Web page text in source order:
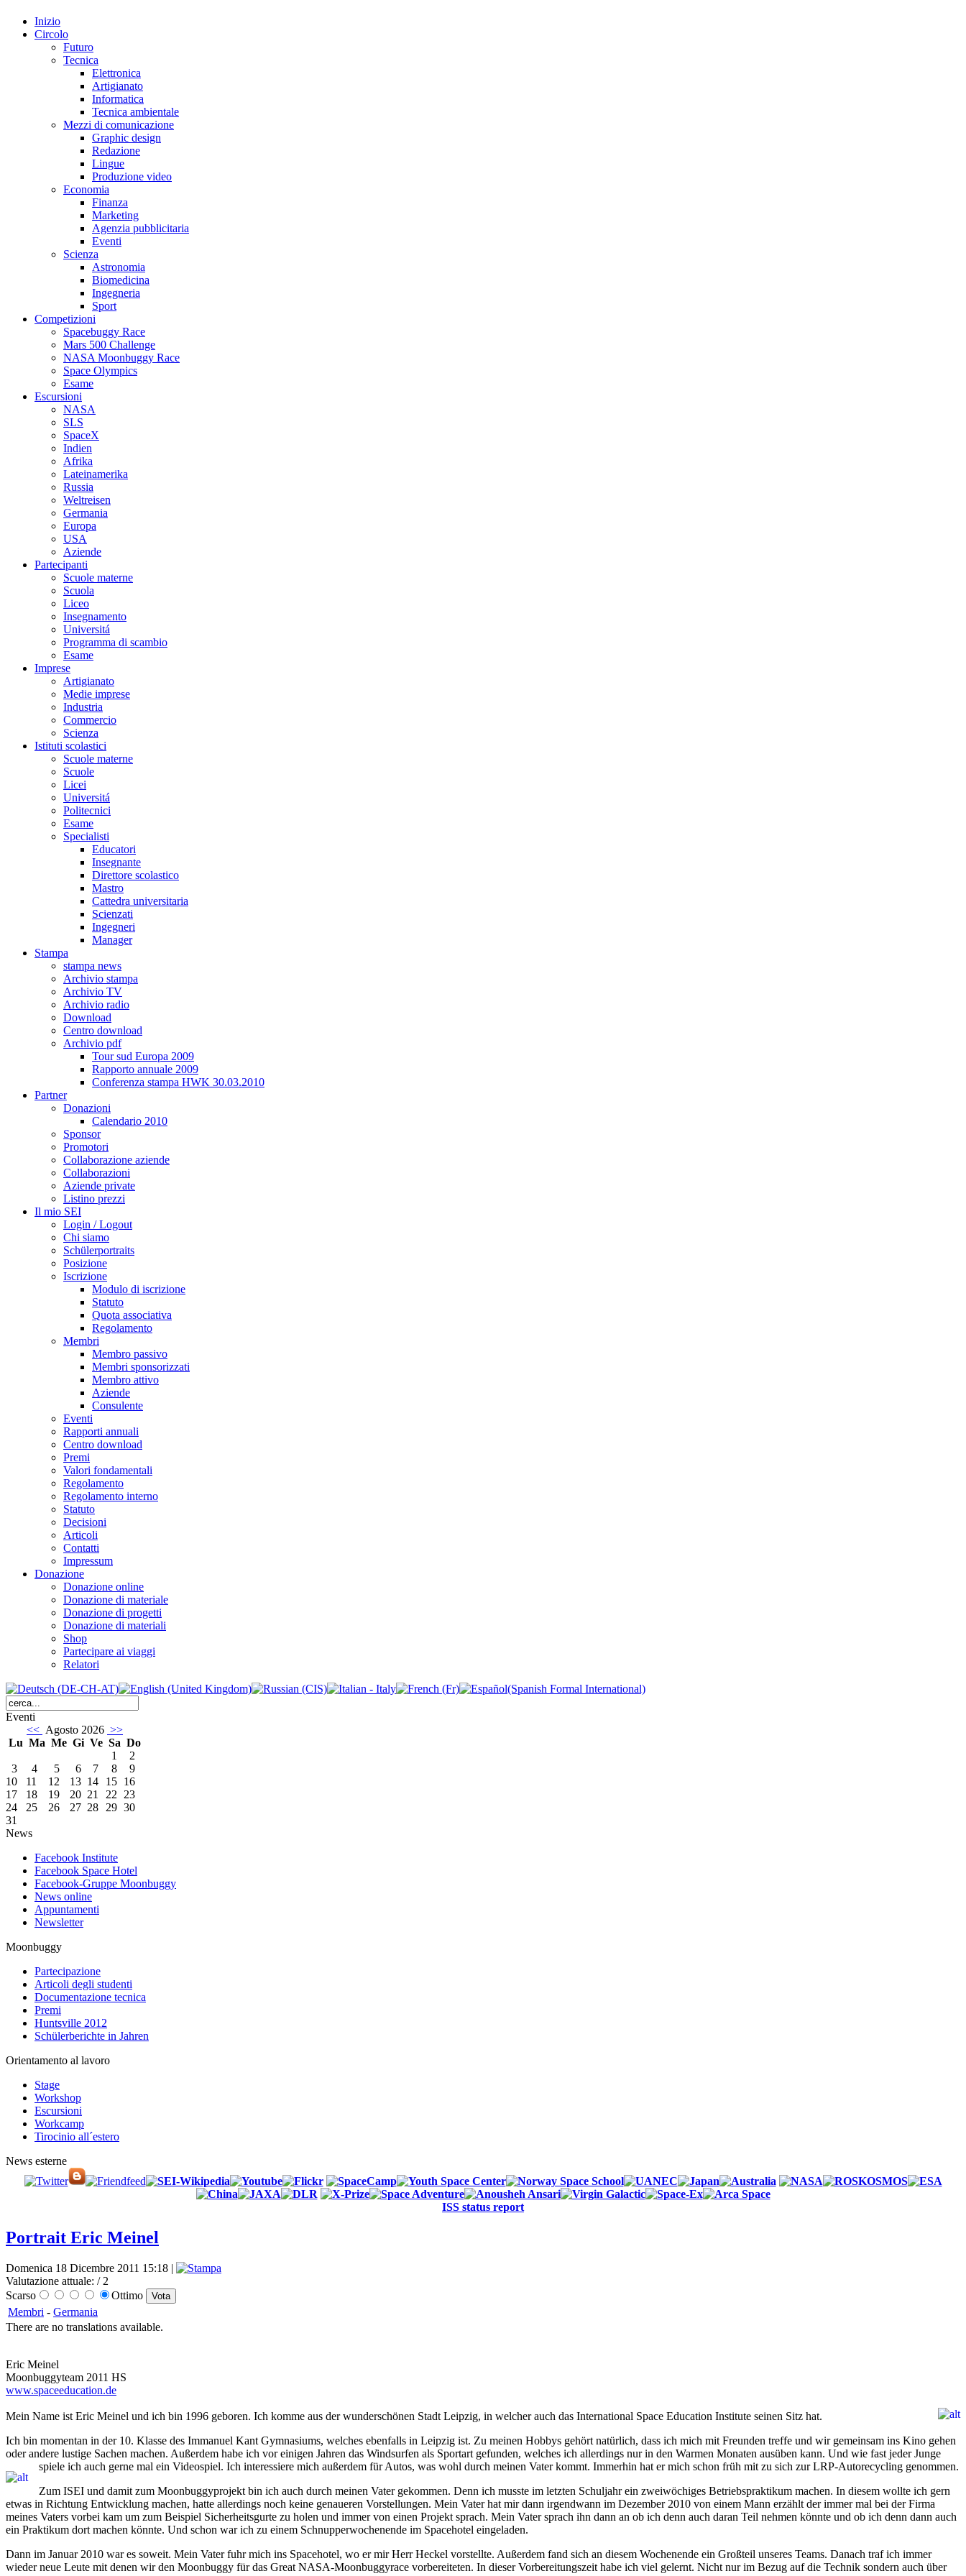
Inizio
Circolo
Futuro
Tecnica
Elettronica
Artigianato
Informatica
Tecnica ambientale
Mezzi di comunicazione
Graphic design
Redazione
Lingue
Produzione video
Economia
Finanza
Marketing
Agenzia pubblicitaria
Eventi
Scienza
Astronomia
Biomedicina
Ingegneria
Sport
Competizioni
Spacebuggy Race
Mars 500 Challenge
NASA Moonbuggy Race
Space Olympics
Esame
Escursioni
NASA
SLS
SpaceX
Indien
Afrika
Lateinamerika
Russia
Weltreisen
Germania
Europa
USA
Aziende
Partecipanti
Scuole materne
Scuola
Liceo
Insegnamento
Universitá
Programma di scambio
Esame
Imprese
Artigianato
Medie imprese
Industria
Commercio
Scienza
Istituti scolastici
Scuole materne
Scuole
Licei
Universitá
Politecnici
Esame
Specialisti
Educatori
Insegnante
Direttore scolastico
Mastro
Cattedra universitaria
Scienzati
Ingegneri
Manager
Stampa
stampa news
Archivio stampa
Archivio TV
Archivio radio
Download
Centro download
Archivio pdf
Tour sud Europa 2009
Rapporto annuale 2009
Conferenza stampa HWK 30.03.2010
Partner
Donazioni
Calendario 2010
Sponsor
Promotori
Collaborazione aziende
Collaborazioni
Aziende private
Listino prezzi
Il mio SEI
Login / Logout
Chi siamo
Schülerportraits
Posizione
Iscrizione
Modulo di iscrizione
Statuto
Quota associativa
Regolamento
Membri
Membro passivo
Membri sponsorizzati
Membro attivo
Aziende
Consulente
Eventi
Rapporti annuali
Centro download
Premi
Valori fondamentali
Regolamento
Regolamento interno
Statuto
Decisioni
Articoli
Contatti
Impressum
Donazione
Donazione online
Donazione di materiale
Donazione di progetti
Donazione di materiali
Shop
Partecipare ai viaggi
Relatori
Eventi
<< Agosto 2026 >>
Lu Ma Me Gi Ve Sa Do
1
2
3
4 5 6 7 8
9
10
11 12 13 14 15 16
17
18 19 20 21 22 23
24
25 26 27 28 29 30
31
News
Facebook Institute
Facebook Space Hotel
Facebook-Gruppe Moonbuggy
News online
Appuntamenti
Newsletter
Moonbuggy
Partecipazione
Articoli degli studenti
Documentazione tecnica
Premi
Huntsville 2012
Schülerberichte in Jahren
Orientamento al lavoro
Stage
Workshop
Escursioni
Workcamp
Tirocinio all´estero
News esterne
ISS status report
Portrait Eric Meinel
Domenica 18 Dicembre 2011 15:18 |
Valutazione attuale: / 2
Scarso
Ottimo
Membri - Germania
There are no translations available.
Eric Meinel
Moonbuggyteam 2011 HS
www.spaceeducation.de
Mein Name ist Eric Meinel und ich bin 1996 geboren. Ich komme aus der wunderschönen Stadt Leipzig, in welcher auch das International Space Education Institute seinen Sitz hat.
Ich bin momentan in der 10. Klasse des Immanuel Kant Gymnasiums, welches ebenfalls in Leipzig ist. Zu meinen Hobbys gehört natürlich, dass ich mich mit Freunden treffe und wir gemeinsam ins Kino gehen
oder andere lustige Sachen machen. Außerdem habe ich vor einigen Jahren das Windsurfen als Sportart gefunden, welches ich allerdings nur in den Warmen Monaten ausüben kann. Und wie fast jeder Junge
spiele ich auch gerne mal ein Videospiel. Ich interessiere mich außerdem für Autos, was wohl durch meinen Vater kommt. Immerhin hat er mich schon früh mit zu sich zur LRP-Autorecycling genommen.
Zum ISEI und damit zum Moonbuggyprojekt bin ich auch durch meinen Vater gekommen. Denn ich musste im letzten Schuljahr ein zweiwöchiges Betriebspraktikum machen. In diesem wollte ich gern
etwas in Richtung Entwicklung machen, hatte allerdings noch keine genaueren Vorstellungen. Mein Vater hat mir dann irgendwann im Dezember 2010 von einem Mann erzählt der immer mal bei der Firma
meines Vaters vorbei kam um zum Beispiel Sicherheitsgurte zu holen und immer von einen Projekt sprach. Mein Vater sprach ihn dann an ob ich denn auch daran Teil nehmen könnte und ob ich denn dann auch
ein Praktikum dort machen könnte. Und schon war ich zu einem Schnupperwochenende im Spacehotel eingeladen.
Dann im Januar 2010 war es soweit. Mein Vater fuhr mich ins Spacehotel, wo er mir Herr Heckel vorstellte. Außerdem fand sich an diesem Wochenende ein Großteil unseres Teams. Danach traf ich immer
wieder neue Leute mit denen wir den Moonbuggy für das Great NASA-Moonbuggyrace vorbereiteten. In dieser Vorbereitungszeit habe ich viel gelernt. Nicht nur im Bezug auf die Technik sondern auch über